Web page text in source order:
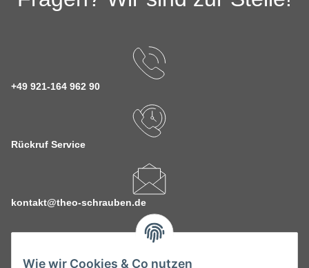
Wie wir Cookies & Co nutzen
+49 921-164 962 90
Rückruf Service
kontakt@theo-schrauben.de